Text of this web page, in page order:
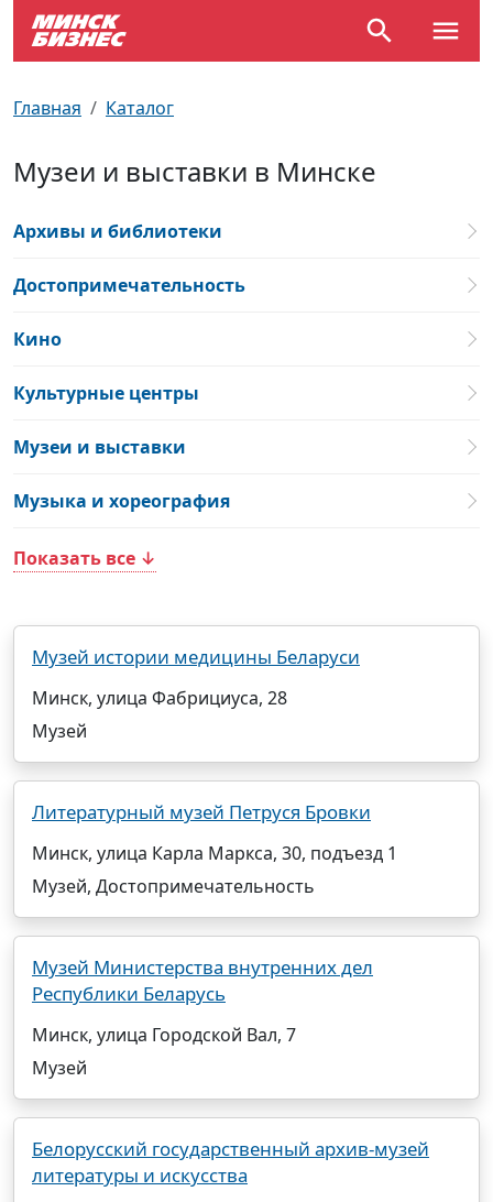
Главная Каталог
Музеи и выставки в Минске
Архивы и библиотеки
Достопримечательность
Кино
Культурные центры
Музеи и выставки
Музыка и хореография
Показать все ↓
Музей истории медицины Беларуси
Минск, улица Фабрициуса, 28
Музей
Литературный музей Петруся Бровки
Минск, улица Карла Маркса, 30, подъезд 1
Музей, Достопримечательность
Музей Министерства внутренних дел
Республики Беларусь
Минск, улица Городской Вал, 7
Музей
Белорусский государственный архив-музей
литературы и искусства